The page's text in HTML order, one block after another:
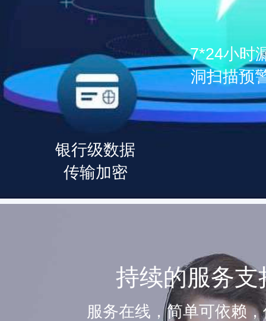
银行级数据
传输加密
7*24小时
洞扫描预
持续的服务支
服务在线，简单可依赖